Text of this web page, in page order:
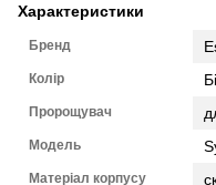
Характеристики
Бренд
Колір
Пророщувач
Модель
Матеріал корпусу